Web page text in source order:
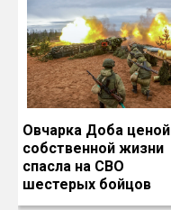
Овчарка Доба ценой
собственной жизни
спасла на СВО
шестерых бойцов